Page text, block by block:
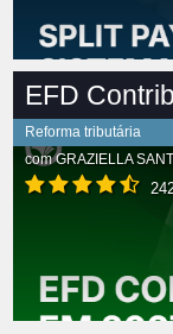
EFD
Reforma tributária
comGRAZIELLA